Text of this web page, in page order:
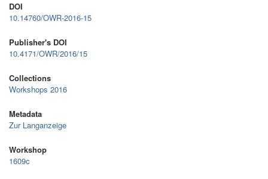
DOI
10.14760/OWR-2016-15
Publisher's DOI
10.4171/OWR/2016/15
Collections
Workshops 2016
Metadata
Zur Langanzeige
Workshop
1609c